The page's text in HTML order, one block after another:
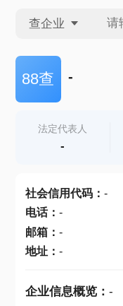
查企业
查企业
查产地
88查 -
法定代表人
-
社会信用代码： -
电话： -
邮箱： -
地址： -
企业信息概览： -